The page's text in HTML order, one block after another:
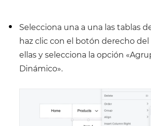
Selecciona una a una las tablas
haz clic con el botón derecho
ellas y selecciona la opción
Dinámico».